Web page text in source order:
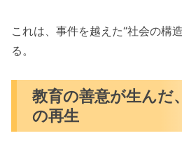
これは、事件を越えた“社会の構
る。
教育の善意が生んだ
の再生